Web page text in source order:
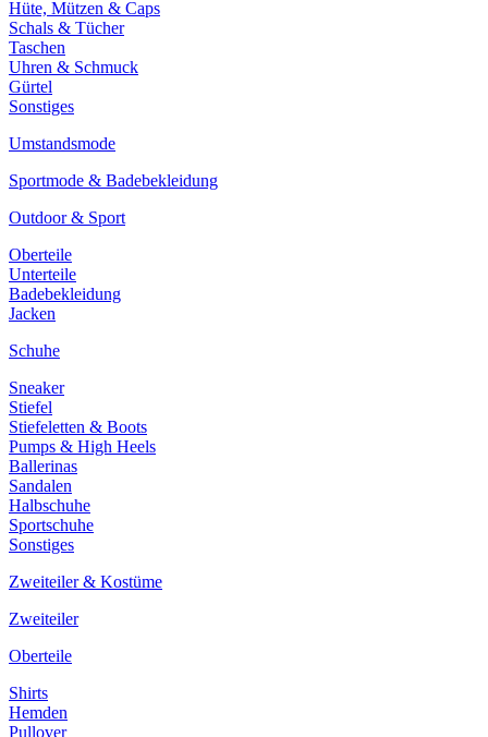
Hüte, Mützen & Caps
Schals & Tücher
Taschen
Uhren & Schmuck
Gürtel
Sonstiges
Umstandsmode
Sportmode & Badebekleidung
Outdoor & Sport
Oberteile
Unterteile
Badebekleidung
Jacken
Schuhe
Sneaker
Stiefel
Stiefeletten & Boots
Pumps & High Heels
Ballerinas
Sandalen
Halbschuhe
Sportschuhe
Sonstiges
Zweiteiler & Kostüme
Zweiteiler
Oberteile
Shirts
Hemden
Pullover